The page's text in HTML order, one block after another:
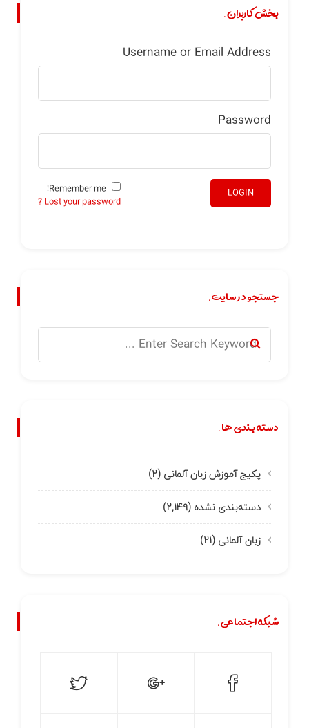
بخش کاربران.
Username or Email Address
Password
LOGIN
Lost your password ?
جستجو در سایت.
دسته بندی ها.
پکیج آموزش زبان آلمانی (۲)
دسته‌بندی نشده (۲,۱۴۹)
زبان آلمانی (۲۱)
شبکه اجتماعی.